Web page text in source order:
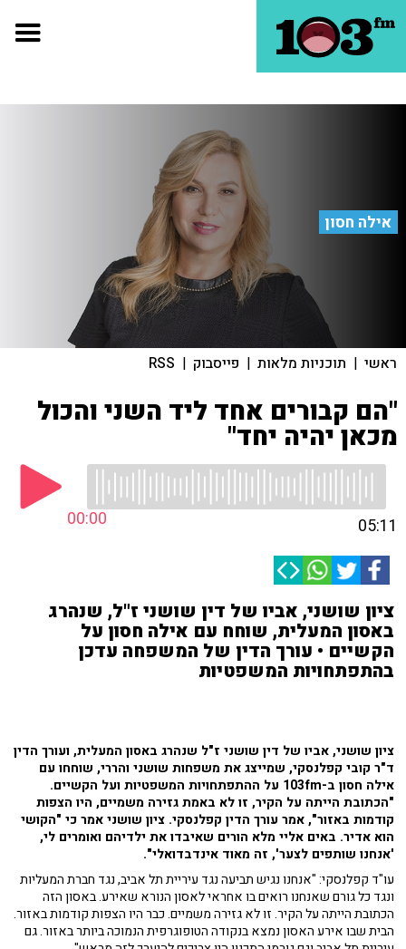
אילה חסון
ראשי | תוכניות מלאות | פייסבוק |
RSS
"הם קבורים אחד ליד השני והכול
מכאן יהיה יחד"
00:00 05:11
ציון שושני, אביו של דין שושני ז"ל, שנהרג
באסון המעלית, שוחח עם אילה חסון על
הקשיים • עורך הדין של המשפחה עדכן
בהתפתחויות המשפטיות
ציון שושני, אביו של דין שושני ז"ל שנהרג באסון המעלית, ועורך הדין
ד"ר קובי קפלנסקי, שמייצג את משפחות שושני והררי, שוחחו עם
אילה חסון ב-103fm על ההתפתחויות המשפטיות ועל הקשיים.
"הכתובת הייתה על הקיר, זו לא באמת גזירה משמיים, היו הצפות
קודמות באזור", אמר עורך הדין קפלנסקי. ציון שושני אמר כי "הקושי
הוא אדיר. באים אליי מלא הורים שאיבדו את ילדיהם ואומרים לי,
'אנחנו שותפים לצער', זה מאוד אינדבדואלי".
עו"ד קפלנסקי: "אנחנו נגיש תביעה נגד עיריית תל אביב, נגד חברת המעליות
ונגד כל גורם שאנחנו רואים בו אחראי לאסון הנורא שאירע. באסון הזה
הכתובת הייתה על הקיר. זו לא גזירה משמיים. כבר היו הצפות קודמות באזור.
הבית שבו אירע האסון נמצא בנקודה הטופוגרפית הנמוכה ביותר באזור. גם